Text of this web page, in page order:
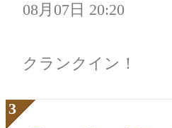
08月07日 20:20
クランクイン！